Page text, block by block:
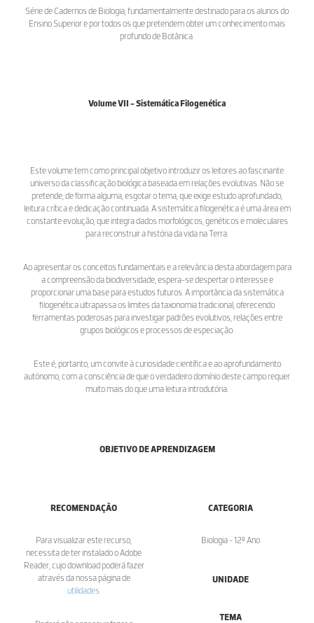
Série de Cadernos de Biologia, fundamentalmente destinado para os alunos do
Ensino Superior e por todos os que pretendem obter um conhecimento mais
profundo de Botânica.
Volume VII - Sistemática Filogenética
Este volume tem como principal objetivo introduzir os leitores ao fascinante
universo da classificação biológica baseada em relações evolutivas. Não se
pretende, de forma alguma, esgotar o tema, que exige estudo aprofundado,
leitura crítica e dedicação continuada. A sistemática filogenética é uma área em
constante evolução, que integra dados morfológicos, genéticos e moleculares
para reconstruir a história da vida na Terra.
Ao apresentar os conceitos fundamentais e a relevância desta abordagem para
a compreensão da biodiversidade, espera-se despertar o interesse e
proporcionar uma base para estudos futuros. A importância da sistemática
filogenética ultrapassa os limites da taxonomia tradicional, oferecendo
ferramentas poderosas para investigar padrões evolutivos, relações entre
grupos biológicos e processos de especiação.
Este é, portanto, um convite à curiosidade científica e ao aprofundamento
autónomo, com a consciência de que o verdadeiro domínio deste campo requer
muito mais do que uma leitura introdutória.
OBJETIVO DE APRENDIZAGEM
RECOMENDAÇÃO
Para visualizar este recurso,
necessita de ter instalado o Adobe
Reader, cujo download poderá fazer
através da nossa página de
utilidades.
CATEGORIA
Biologia - 12º Ano
UNIDADE
TEMA